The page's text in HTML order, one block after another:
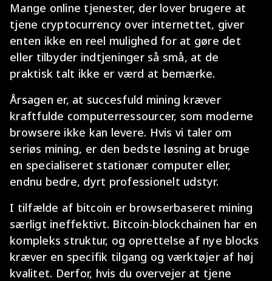
Mange online tjenester, der lover brugere at
tjene cryptocurrency over internettet, giver
enten ikke en reel mulighed for at gøre det
eller tilbyder indtjeninger så små, at de
praktisk talt ikke er værd at bemærke.
Årsagen er, at succesfuld mining kræver
kraftfulde computerressourcer, som moderne
browsere ikke kan levere. Hvis vi taler om
seriøs mining, er den bedste løsning at bruge
en specialiseret stationær computer eller,
endnu bedre, dyrt professionelt udstyr.
I tilfælde af bitcoin er browserbaseret mining
særligt ineffektivt. Bitcoin-blockchainen har en
kompleks struktur, og oprettelse af nye blocks
kræver en specifik tilgang og værktøjer af høj
kvalitet. Derfor, hvis du overvejer at tjene